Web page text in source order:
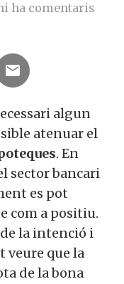
ha comentaris
algun
atenuar el
. En
sector bancari
es pot
com a positiu.
la intenció i
veure que la
de la bona